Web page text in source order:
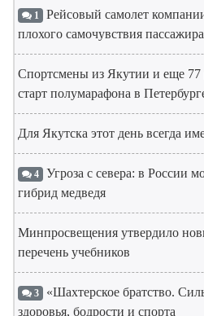
1 Рейсовый самолет
плохого самочувствия пассажира
Спортсмены из Якутии и еще 77
старт полумарафона в
Для Якутска этот день всегда
4 Угроза с севера: в России
гибрид медведя
Минпросвещения утвердило
перечень учебников
3 «Шахтерское братство.
здоровья, бодрости и спорта